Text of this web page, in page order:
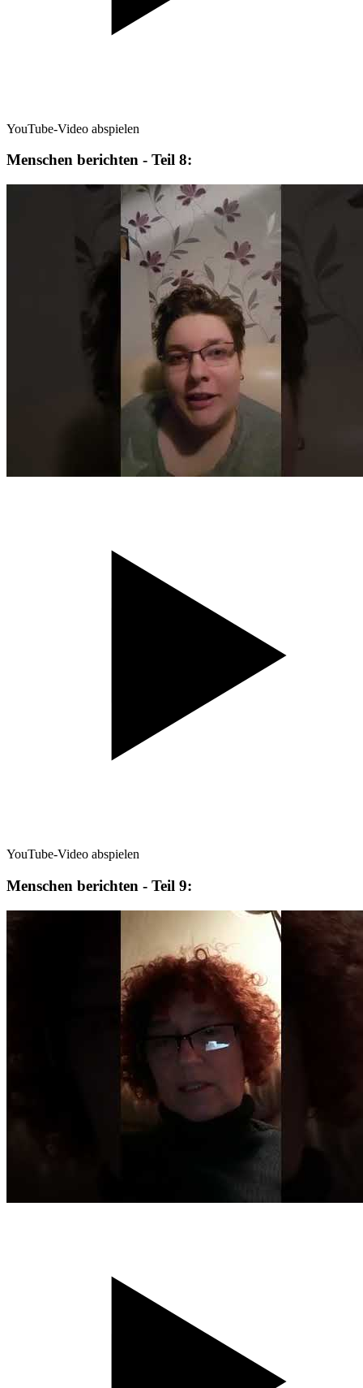
YouTube-Video abspielen
Menschen berichten - Teil 8:
YouTube-Video abspielen
Menschen berichten - Teil 9: